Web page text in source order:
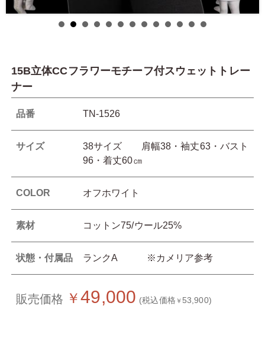
15B立体CCフラワーモチーフ付スウェットトレー
ナー
品番 TN-1526
サイズ
38サイズ 肩幅38・袖丈63・バスト
96・着丈60㎝
COLOR オフホワイト
素材 コットン75/ウール25%
状態・付属品 ランクA ※カメリア参考
販売価格 ￥49,000 (税込価格 ￥ 53,900)